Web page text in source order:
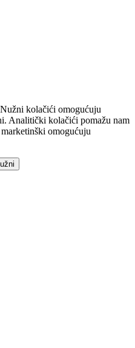
kolačići omogućuju
Analitički kolačići pomažu nam
omogućuju